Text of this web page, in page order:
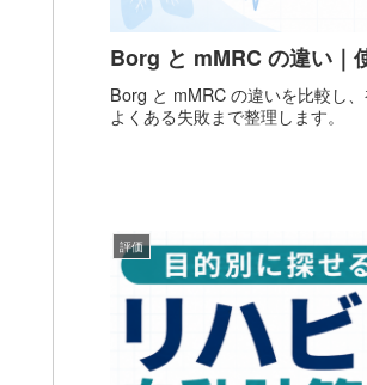
Borg と mMRC の違い｜
Borg と mMRC の違いを比較し
よくある失敗まで整理します。
評価